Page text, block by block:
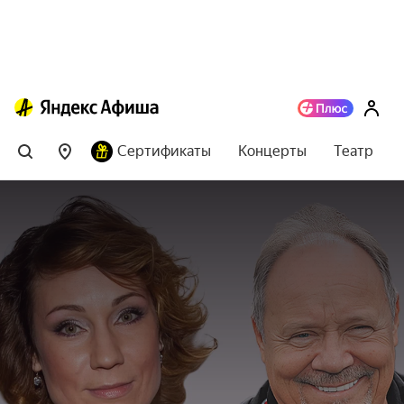
Сертификаты Концерты Театр